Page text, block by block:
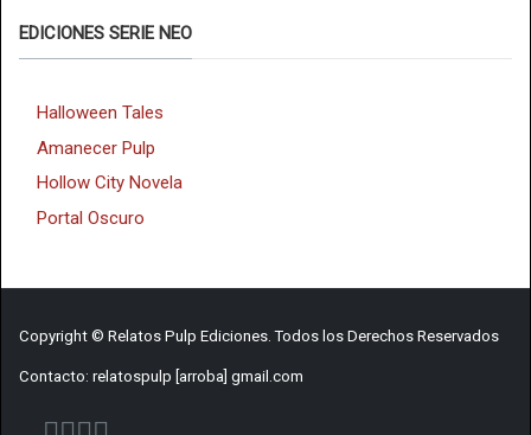
EDICIONES SERIE NEO
Halloween Tales
Amanecer Pulp
Hollow City Novela
Portal Oscuro
Copyright © Relatos Pulp Ediciones. Todos los Derechos Reservados
Contacto: relatospulp [arroba] gmail.com